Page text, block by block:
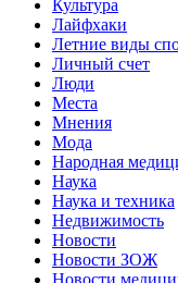
Культура
Лайфхаки
Летние виды
Личный счет
Люди
Места
Мнения
Мода
Народная
Наука
Наука и техника
Недвижимость
Новости
Новости ЗОЖ
Новости